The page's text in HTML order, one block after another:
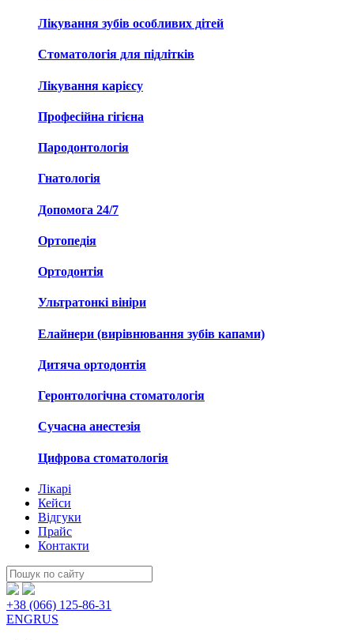
Лікування зубів особливих дітей
Стоматологія для підлітків
Лікування карієсу
Професійна гігієна
Пародонтологія
Гнатологія
Допомога 24/7
Ортопедія
Ортодонтія
Ультратонкі вініри
Елайнери (вирівнювання зубів капами)
Дитяча ортодонтія
Геронтологічна стоматологія
Сучасна анестезія
Цифрова стоматологія
Лікарі
Кейси
Відгуки
Прайс
Контакти
Пошук:
+38 (066) 125-86-31
ENGRUS